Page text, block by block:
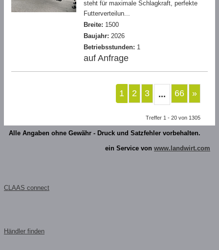
steht für maximale Schlagkraft, perfekte
Futterverteilun...
Breite: 1500
Baujahr: 2026
Betriebsstunden: 1
auf Anfrage
1 2 3 ... 66 »
Treffer 1 - 20 von 1305
Alle Angaben ohne Gewähr - Druck und Satzfehler vorbehalten.
ein Service von www.landwirt.com
CLAAS connect
Händler finden